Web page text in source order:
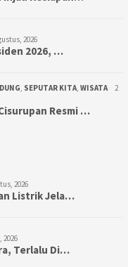
2026
2026, …
, SEPUTAR KITA, WISATA
2
Resmi …
2026
Listrik Jela…
2026
Terlalu Di…